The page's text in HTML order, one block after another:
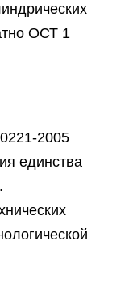
ОСТ 1
2005
единства